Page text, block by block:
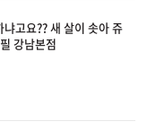
고요?? 새 살이 솟아 쥬
강남본점